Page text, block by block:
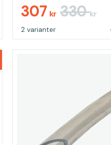
307 kr 330kr
2 varianter